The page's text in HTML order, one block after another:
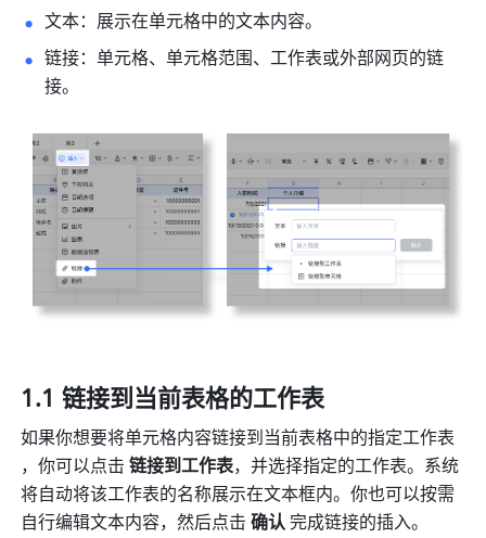
文本：展示在单元格中的文本内容。
链接：单元格、单元格范围、工作表或外部网页的链
接。
1.1 链接到当前表格的工作表
如果你想要将单元格内容链接到当前表格中的指定工作表
，你可以点击 链接到工作表，并选择指定的工作表。系统
将自动将该工作表的名称展示在文本框内。你也可以按需
自行编辑文本内容，然后点击 确认 完成链接的插入。